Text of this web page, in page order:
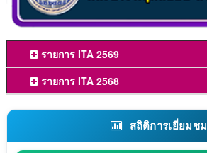
รายการ ITA 2569
รายการ ITA 2568
สถิติการเยี่ยมชม